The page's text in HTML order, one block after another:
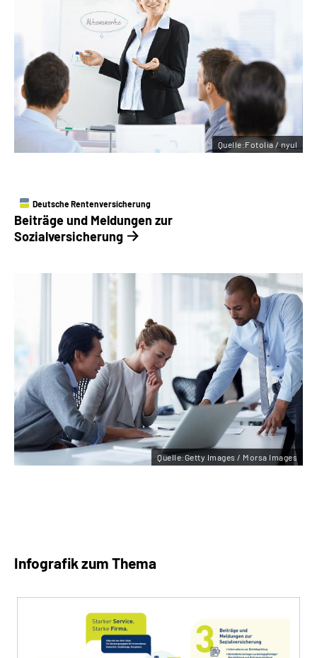
Quelle:Fotolia / nyul
Deutsche Rentenversicherung
Beiträge und Meldungen ­zur
Sozialversicherung
Quelle:Getty Images / Morsa Images
Infografik zum Thema